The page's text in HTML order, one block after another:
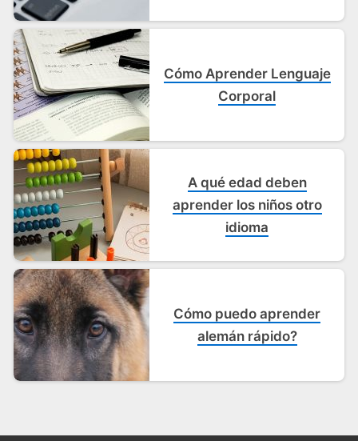
Cómo Aprender Lenguaje
Corporal
A qué edad deben
aprender los niños otro
idioma
Cómo puedo aprender
alemán rápido?